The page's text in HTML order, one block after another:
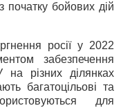
початку бойових дій
росії у 2022
забезпечення
на різних ділянках
багатоцільові та
для